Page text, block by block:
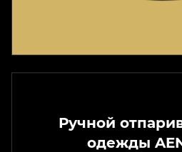
Ручной
одежды